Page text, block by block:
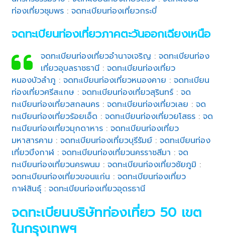
ท่องเที่ยวชุมพร :จดทะเบียนท่องเที่ยวกระบี่
จดทะเบียนท่องเที่ยวภาคตะวันออกเฉียงเหนือ
จดทะเบียนท่องเที่ยวอำนาจเจริญ : จดทะเบียนท่อง
เที่ยวอุบลราชธานี: จดทะเบียนท่องเที่ยว
หนองบัวลำภู :จดทะเบียนท่องเที่ยวหนองคาย :จดทะเบียน
ท่องเที่ยวศรีสะเกษ :จดทะเบียนท่องเที่ยวสุรินทร์ :จด
ทะเบียนท่องเที่ยวสกลนคร :จดทะเบียนท่องเที่ยวเลย :จด
ทะเบียนท่องเที่ยวร้อยเอ็ด :จดทะเบียนท่องเที่ยวยโสธร :จด
ทะเบียนท่องเที่ยวมุกดาหาร :จดทะเบียนท่องเที่ยว
มหาสารคาม :จดทะเบียนท่องเที่ยวบุรีรัมย์ :จดทะเบียนท่อง
เที่ยวบึงกาฬ :จดทะเบียนท่องเที่ยวนครราชสีมา :จด
ทะเบียนท่องเที่ยวนครพนม :จดทะเบียนท่องเที่ยวชัยภูมิ :
จดทะเบียนท่องเที่ยวขอนแก่น :จดทะเบียนท่องเที่ยว
กาฬสินธุ์ :จดทะเบียนท่องเที่ยวอุดรธานี
จดทะเบียนบริษัทท่องเที่ยว 50 เขต
ในกรุงเทพฯ